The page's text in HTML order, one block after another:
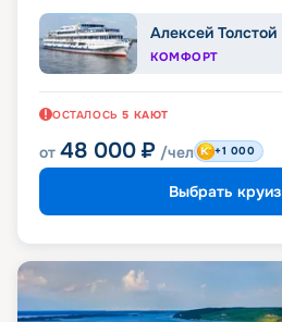
Алексей Толстой
КОМФОРТ
ОСТАЛОСЬ 5 КАЮТ
от 48 000 ₽ /чел +1 000
Выбрать круиз